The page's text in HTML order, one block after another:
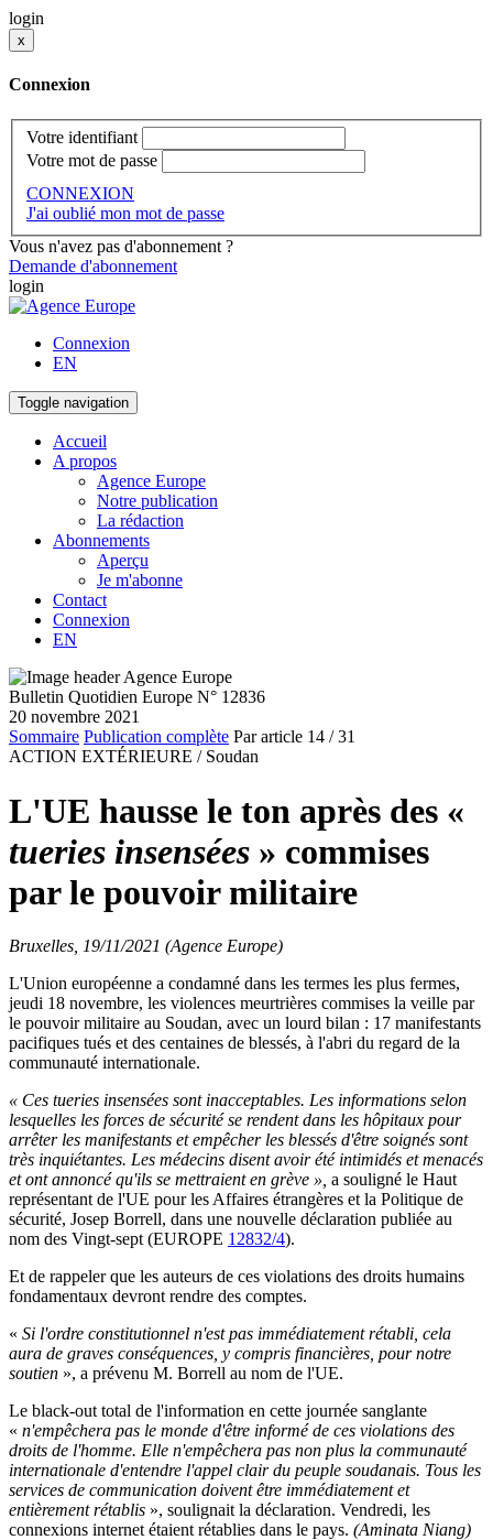
login
x
Connexion
Votre identifiant
Votre mot de passe
CONNEXION
J'ai oublié mon mot de passe
Vous n'avez pas d'abonnement ?
Demande d'abonnement
login
Connexion
EN
Toggle navigation
Accueil
A propos
Agence Europe
Notre publication
La rédaction
Abonnements
Aperçu
Je m'abonne
Contact
Connexion
EN
Bulletin Quotidien Europe N° 12836
20 novembre 2021
Sommaire Publication complète Par article 14 / 31
ACTION EXTÉRIEURE / Soudan
L'UE hausse le ton après des «
tueries insensées » commises
par le pouvoir militaire
Bruxelles, 19/11/2021 (Agence Europe)
L'Union européenne a condamné dans les termes les plus fermes,
jeudi 18 novembre, les violences meurtrières commises la veille par
le pouvoir militaire au Soudan, avec un lourd bilan : 17 manifestants
pacifiques tués et des centaines de blessés, à l'abri du regard de la
communauté internationale.
« Ces tueries insensées sont inacceptables. Les informations selon
lesquelles les forces de sécurité se rendent dans les hôpitaux pour
arrêter les manifestants et empêcher les blessés d'être soignés sont
très inquiétantes. Les médecins disent avoir été intimidés et menacés
et ont annoncé qu'ils se mettraient en grève », a souligné le Haut
représentant de l'UE pour les Affaires étrangères et la Politique de
sécurité, Josep Borrell, dans une nouvelle déclaration publiée au
nom des Vingt-sept (EUROPE 12832/4).
Et de rappeler que les auteurs de ces violations des droits humains
fondamentaux devront rendre des comptes.
« Si l'ordre constitutionnel n'est pas immédiatement rétabli, cela
aura de graves conséquences, y compris financières, pour notre
soutien », a prévenu M. Borrell au nom de l'UE.
Le black-out total de l'information en cette journée sanglante
« n'empêchera pas le monde d'être informé de ces violations des
droits de l'homme. Elle n'empêchera pas non plus la communauté
internationale d'entendre l'appel clair du peuple soudanais. Tous les
services de communication doivent être immédiatement et
entièrement rétablis », soulignait la déclaration. Vendredi, les
connexions internet étaient rétablies dans le pays. (Aminata Niang)